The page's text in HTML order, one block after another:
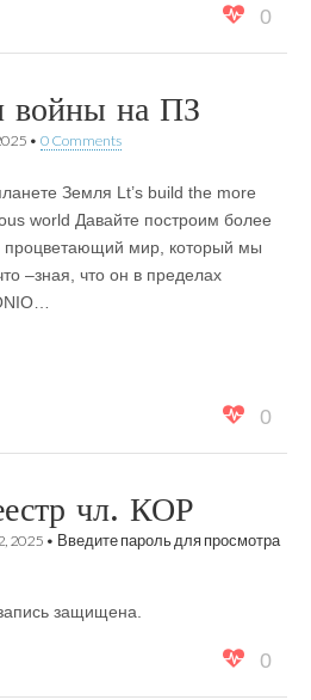
0
войны на ПЗ
• 0 Comments
Земля Lt’s build the more
world Давайте построим более
мир, который мы
–зная, что он в пределах
0
чл. КОР
2025 • Введите пароль для просмотра
защищена.
0